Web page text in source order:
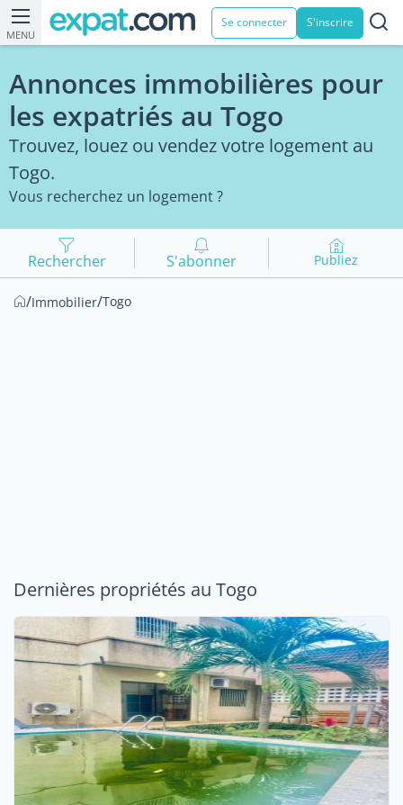
MENU
Se connecter S'inscrire
Annonces immobilières pour
les expatriés au Togo
Trouvez, louez ou vendez votre logement au
Togo.
Vous recherchez un logement ?
Rechercher S'abonner Publiez
/Immobilier/Togo
Dernières propriétés au Togo